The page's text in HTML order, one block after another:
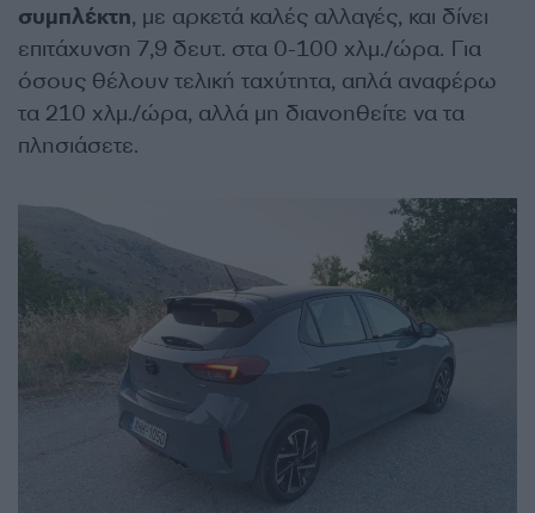
συμπλέκτη, με αρκετά καλές αλλαγές, και δίνει
επιτάχυνση 7,9 δευτ. στα 0-100 χλμ./ώρα. Για
όσους θέλουν τελική ταχύτητα, απλά αναφέρω
τα 210 χλμ./ώρα, αλλά μη διανοηθείτε να τα
πλησιάσετε.